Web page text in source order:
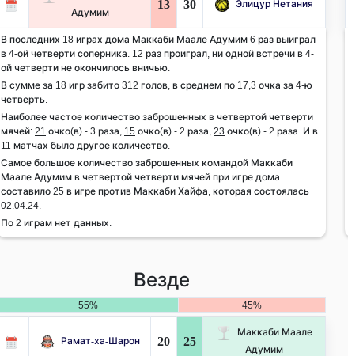
Адумим
13 30 Элицур Нетания
В последних 18 играх дома Маккаби Маале Адумим 6 раз выиграл
в 4-ой четверти соперника. 12 раз проиграл, ни одной встречи в 4-
ой четверти не окончилось вничью.
В сумме за 18 игр забито 312 голов, в среднем по 17,3 очка за 4-ю
четверть.
Наиболее частое количество заброшенных в четвертой четверти
мячей: 21 очко(в) - 3 раза, 15 очко(в) - 2 раза, 23 очко(в) - 2 раза. И в
11 матчах было другое количество.
Самое большое количество заброшенных командой Маккаби
Маале Адумим в четвертой четверти мячей при игре дома
составило 25 в игре против Маккаби Хайфа, которая состоялась
02.04.24.
По 2 играм нет данных.
Везде
55% 45%
Рамат-ха-Шарон 20 25
Маккаби Маале
Адумим